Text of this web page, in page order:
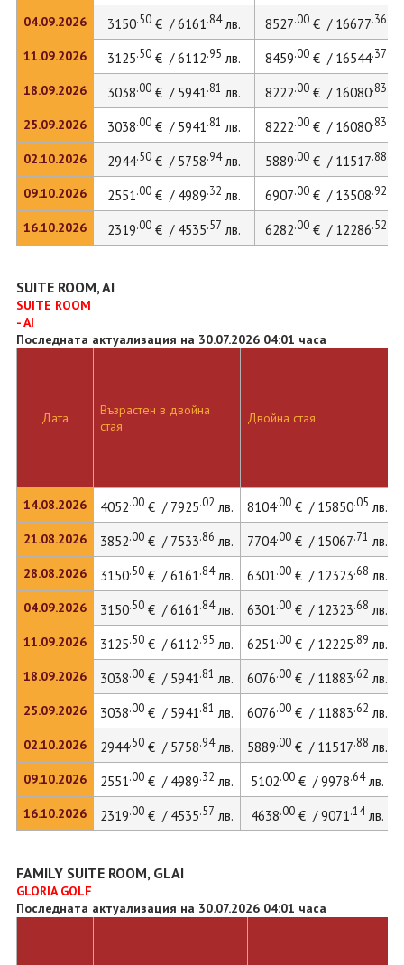
04.09.2026
11.09.2026
18.09.2026
25.09.2026
02.10.2026
09.10.2026
16.10.2026
3150.50€ / 6161.84лв. 8527.00€ / 16677.36
3125.50€ / 6112.95 лв. 8459.00€ / 16544.37
3038.00€ / 5941.81 лв. 8222.00€ / 16080.83
3038.00€ / 5941.81 лв. 8222.00€ / 16080.83
2944.50€ / 5758.94лв. 5889.00€ / 11517.88
2551.00€ / 4989.32 лв. 6907.00€ / 13508.92
2319.00€ / 4535.57 лв. 6282.00€ / 12286.52
SUITE ROOM, AI
SUITE ROOM
- AI
Последната актуализация на 30.07.2026 04:01 часа
Дата
14.08.2026
21.08.2026
28.08.2026
04.09.2026
11.09.2026
18.09.2026
25.09.2026
02.10.2026
09.10.2026
16.10.2026
Възрастен в двойна
стая
Двойна стая
4052.00€ / 7925.02 лв. 8104.00€ / 15850.05 лв.
3852.00€ / 7533.86 лв. 7704.00€ / 15067.71 лв.
3150.50€ / 6161.84лв. 6301.00€ / 12323.68 лв.
3150.50€ / 6161.84лв. 6301.00€ / 12323.68 лв.
3125.50€ / 6112.95 лв. 6251.00€ / 12225.89 лв.
3038.00€ / 5941.81 лв. 6076.00€ / 11883.62 лв.
3038.00€ / 5941.81 лв. 6076.00€ / 11883.62 лв.
2944.50€ / 5758.94лв. 5889.00€ / 11517.88 лв.
2551.00€ / 4989.32 лв. 5102.00€ / 9978.64лв.
2319.00€ / 4535.57 лв. 4638.00€ / 9071.14лв.
FAMILY SUITE ROOM, GLAI
GLORIA GOLF
Последната актуализация на 30.07.2026 04:01 часа